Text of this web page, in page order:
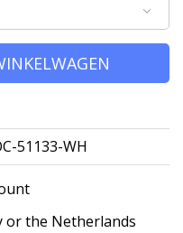
51133-WH
or the Netherlands